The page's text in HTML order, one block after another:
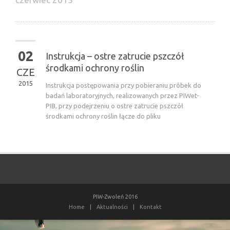
02
CZE
2015
Instrukcja – ostre zatrucie pszczół
środkami ochrony roślin
Instrukcja postępowania przy pobieraniu próbek do
badań laboratoryjnych, realizowanych przez PIWet-
PIB, przy podejrzeniu o ostre zatrucie pszczół
środkami ochrony roślin łącze do pliku
PIW-Zwoleń 2016
Home
Aktualności Kontakt